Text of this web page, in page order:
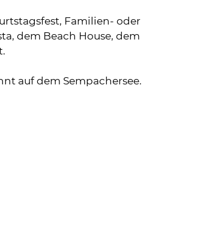
Familien- oder
dem Beach House, dem
auf dem Sempachersee.